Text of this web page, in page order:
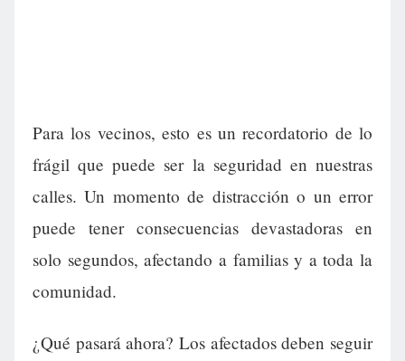
Para los vecinos, esto es un recordatorio de lo
frágil que puede ser la seguridad en nuestras
calles. Un momento de distracción o un error
puede tener consecuencias devastadoras en
solo segundos, afectando a familias y a toda la
comunidad.
¿Qué pasará ahora? Los afectados deben seguir